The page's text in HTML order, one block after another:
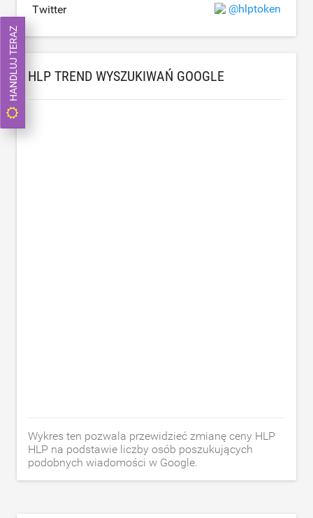
Twitter @hlptoken
HLP TREND WYSZUKIWAŃ GOOGLE
Wykres ten pozwala przewidzieć zmianę ceny HLP
HLP na podstawie liczby osób poszukujących
podobnych wiadomości w Google.
HANDLUJ TERAZ